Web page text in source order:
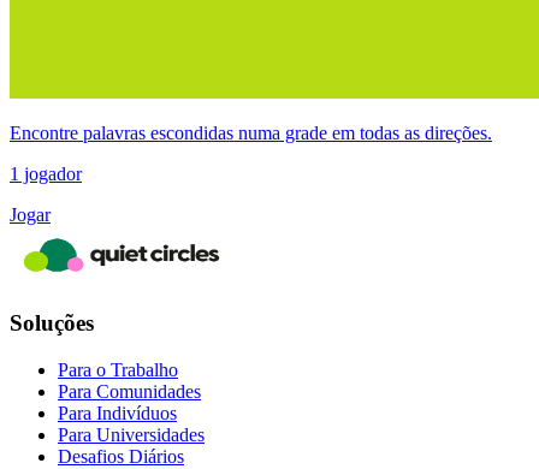
Encontre palavras escondidas numa grade em todas as direções.
1 jogador
Jogar
Soluções
Para o Trabalho
Para Comunidades
Para Indivíduos
Para Universidades
Desafios Diários